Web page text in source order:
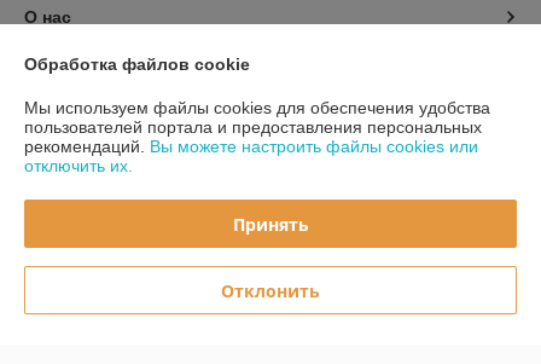
О нас
Контакты
Доставка и оплата
Полная версия сайта
Политика обработки cookies
Обработка файлов cookie
Мы используем файлы cookies для обеспечения удобства
пользователей портала и предоставления персональных
рекомендаций. Вы можете настроить файлы cookies или
отключить их.
Принять
Отклонить